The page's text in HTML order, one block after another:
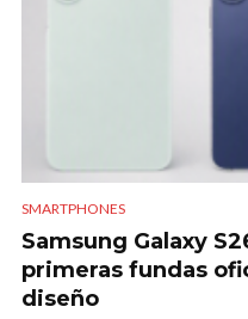
SMARTPHONES
Samsung Galaxy
primeras fundas
diseño